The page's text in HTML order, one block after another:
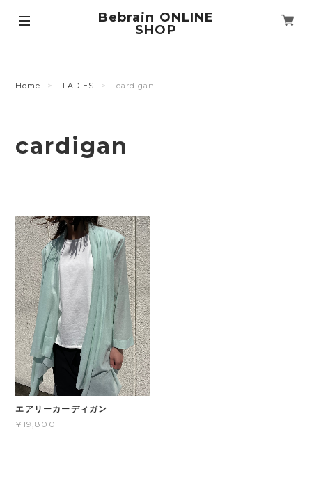
Bebrain ONLINE
SHOP
Home LADIES cardigan
cardigan
エアリーカーディガン
¥19,800